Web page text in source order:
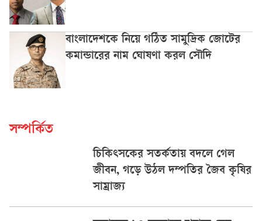
বাংলাদেশকে নিয়ে গঠিত সামুদ্রিক জোটের
কমান্ডারের নাম ঘোষণা করল সৌদি
সম্পর্কিত
চিকিৎসকের সতর্কতায় বদলে গেল
জীবন, গড়ে উঠল দম্পতির জৈব কৃষির
সাম্রাজ্য